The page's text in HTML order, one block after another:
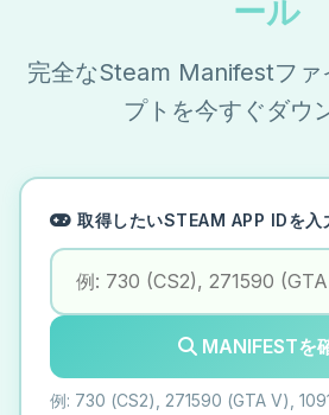
ール
完全なSteam Manifestファ
プトを今すぐダウ
取得したいSTEAM APP IDを入
MANIFESTを
例: 730 (CS2), 271590 (GTA V),